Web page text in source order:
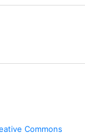
Commons